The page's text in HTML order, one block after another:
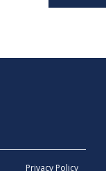
Privacy Policy